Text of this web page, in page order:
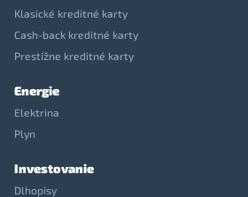
Klasické kreditné karty
Cash-back kreditné karty
Prestížne kreditné karty
Energie
Elektrina
Plyn
Investovanie
Dlhopisy